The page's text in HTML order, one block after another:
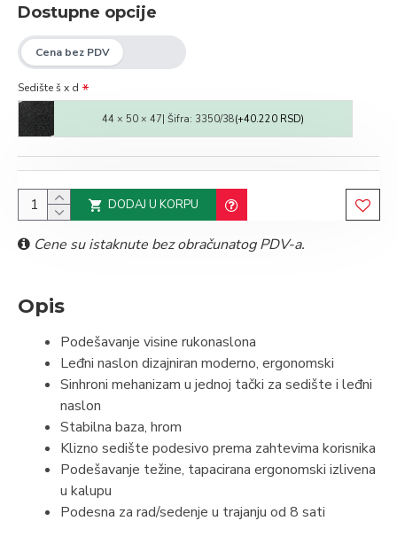
Dostupne opcije
Sedište š x d
44 × 50 × 47| Šifra: 3350/38(+40.220 RSD)
DODAJ U KORPU
Cene su istaknute bez obračunatog PDV-a.
Opis
Podešavanje visine rukonaslona
Leđni naslon dizajniran moderno, ergonomski
Sinhroni mehanizam u jednoj tački za sedište i leđni
naslon
Stabilna baza, hrom
Klizno sedište podesivo prema zahtevima korisnika
Podešavanje težine, tapacirana ergonomski izlivena
u kalupu
Podesna za rad/sedenje u trajanju od 8 sati